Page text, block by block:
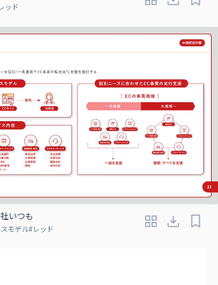
レッド
いつも
モデル#レッド